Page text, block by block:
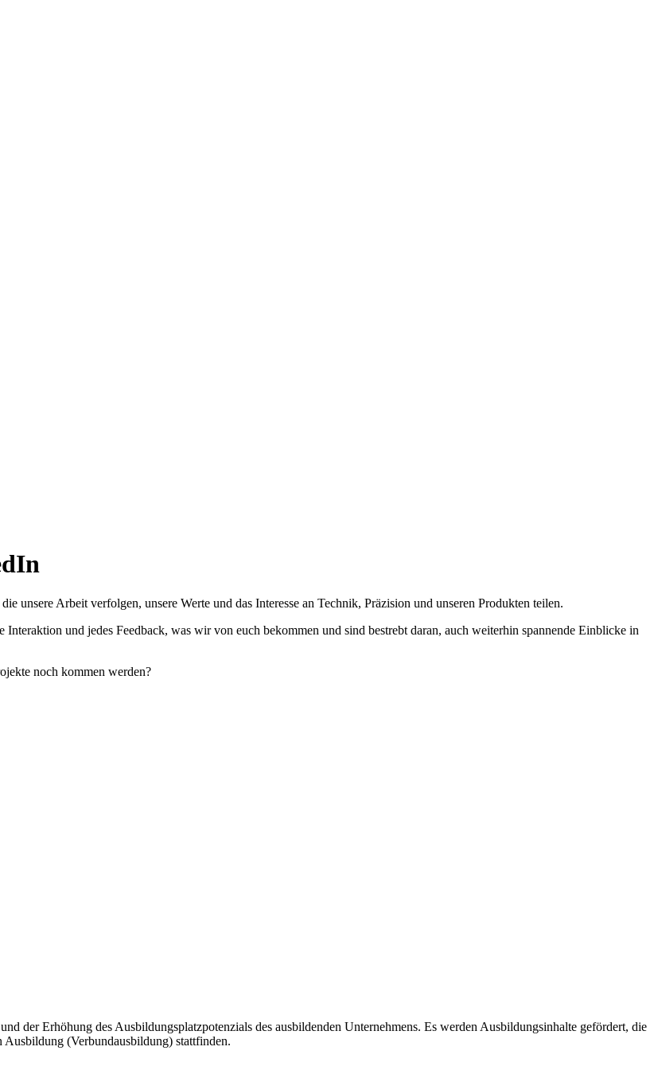
unsere Arbeit verfolgen, unsere Werte und das Interesse an Technik, Präzision und unseren Produkten teilen.
und jedes Feedback, was wir von euch bekommen und sind bestrebt daran, auch weiterhin spannende Einblicke in
noch kommen werden?
der Erhöhung des Ausbildungsplatzpotenzials des ausbildenden Unternehmens. Es werden Ausbildungsinhalte gefördert, die
(Verbundausbildung) stattfinden.